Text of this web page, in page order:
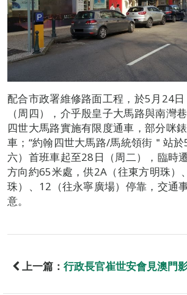
配合市政署維修路面工程，於5月24
（周四），介乎殷皇子大馬路與南灣
四世大馬路實施有限度通車，部分咪
車；“約翰四世大馬路/馬統領街＂站
六）首班車起至28日（周二），臨時
方向約65米處，供2A（往東方明珠）
珠）、12（往永寧廣場）停靠，交通
意。
上一篇： 行政長官崔世安會見澳門